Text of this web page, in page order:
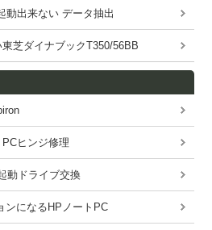
出来ない データ抽出
芝ダイナブックT350/56BB
ヒンジ修理
動ドライブ交換
ンになるHPノートPC